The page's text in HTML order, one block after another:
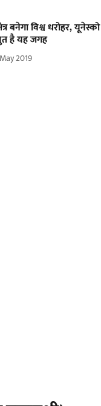
बनेगा विश्व धरोहर, यूनेस्को
है यह जगह
2019